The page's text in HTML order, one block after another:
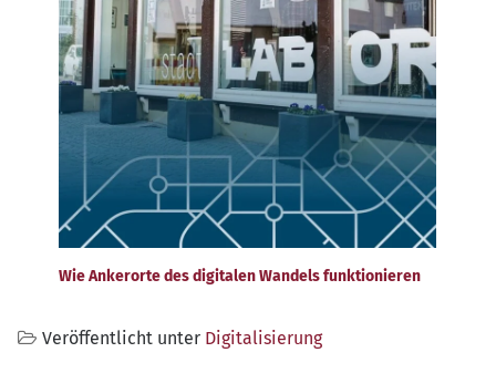
Wie Ankerorte des digitalen Wandels funktionieren
Veröffentlicht unter Digitalisierung